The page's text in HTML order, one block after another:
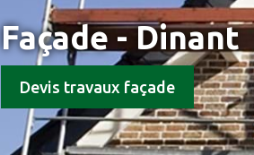
Façade - Dinant
Devis travaux façade